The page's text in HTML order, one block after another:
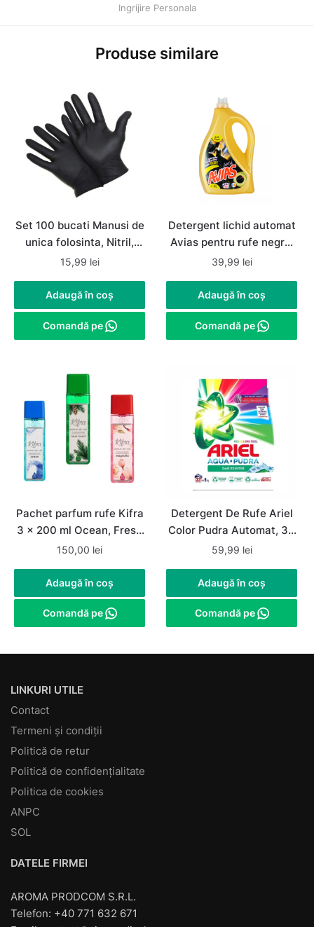
Ingrijire Personala
Produse similare
Set 100 bucati Manusi de
unica folosinta, Nitril,
nepudrate, negre,
15,99 lei
Adaugă în coș
Comandă pe
Detergent lichid automat
Avias pentru rufe negre,
80 spalari, 4litri
39,99 lei
Adaugă în coș
Comandă pe
Pachet parfum rufe Kifra
3 x 200 ml Ocean, Fresh
Fores, Magnolia, 240
150,00 lei
Adaugă în coș
Comandă pe
Detergent De Rufe Ariel
Color Pudra Automat, 33
de spalari, 5Kg
59,99 lei
Adaugă în coș
Comandă pe
LINKURI UTILE
Contact
Termeni și condiții
Politică de retur
Politică de confidențialitate
Politica de cookies
ANPC
SOL
DATELE FIRMEI
AROMA PRODCOM S.R.L.
Telefon: +40 771 632 671